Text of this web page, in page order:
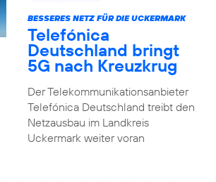
BESSERES NETZ FÜR DIE UCKERMARK
Telefónica
Deutschland bringt
5G nach Kreuzkrug
Der Telekommunikationsanbieter
Telefónica Deutschland treibt den
Netzausbau im Landkreis
Uckermark weiter voran